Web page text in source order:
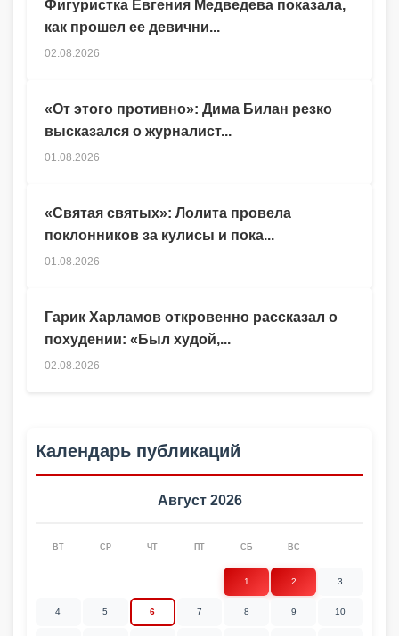
Гарик Харламов откровенно рассказал о
похудении: «Был худой,...
02.08.2026
Фигуристка Евгения Медведева показала,
как прошел ее девични...
02.08.2026
«От этого противно»: Дима Билан резко
высказался о журналист...
01.08.2026
«Святая святых»: Лолита провела
поклонников за кулисы и пока...
01.08.2026
Календарь публикаций
Август 2026
ВТ СР ЧТ ПТ СБ ВС
1 2 3
4 5 6 7 8 9 10